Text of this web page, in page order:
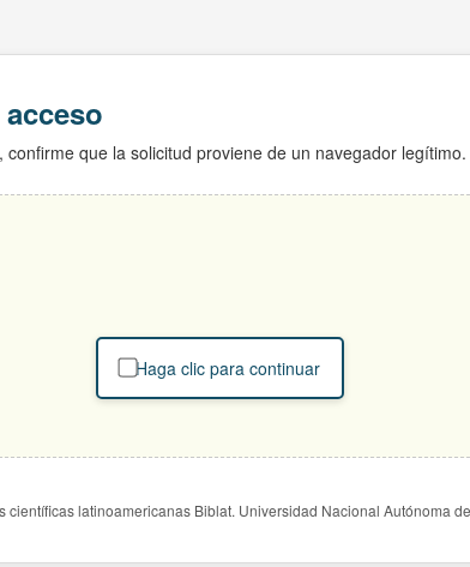
confirme que la solicitud proviene de un navegador legítimo.
Haga clic para continuar
científicas latinoamericanas Biblat. Universidad Nacional Autónoma